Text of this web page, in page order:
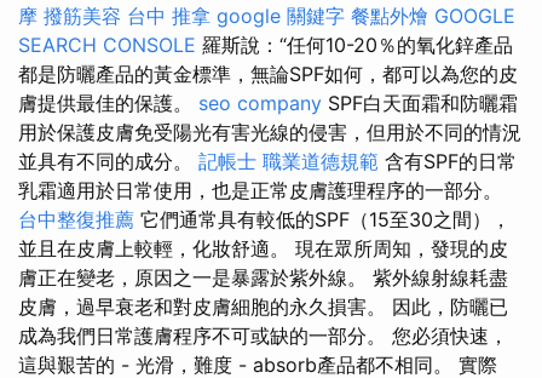
摩 撥筋美容 台中 推拿 google 關鍵字 餐點外燴 GOOGLE
SEARCH CONSOLE 羅斯說：“任何10-20％的氧化鋅產品
都是防曬產品的黃金標準，無論SPF如何，都可以為您的皮
膚提供最佳的保護。 seo company SPF白天面霜和防曬霜
用於保護皮膚免受陽光有害光線的侵害，但用於不同的情況
並具有不同的成分。 記帳士 職業道德規範 含有SPF的日常
乳霜適用於日常使用，也是正常皮膚護理程序的一部分。
台中整復推薦 它們通常具有較低的SPF（15至30之間），
並且在皮膚上較輕，化妝舒適。 現在眾所周知，發現的皮
膚正在變老，原因之一是暴露於紫外線。 紫外線射線耗盡
皮膚，過早衰老和對皮膚細胞的永久損害。 因此，防曬已
成為我們日常護膚程序不可或缺的一部分。 您必須快速，
這與艱苦的 - 光滑，難度 - absorb產品都不相同。 實際